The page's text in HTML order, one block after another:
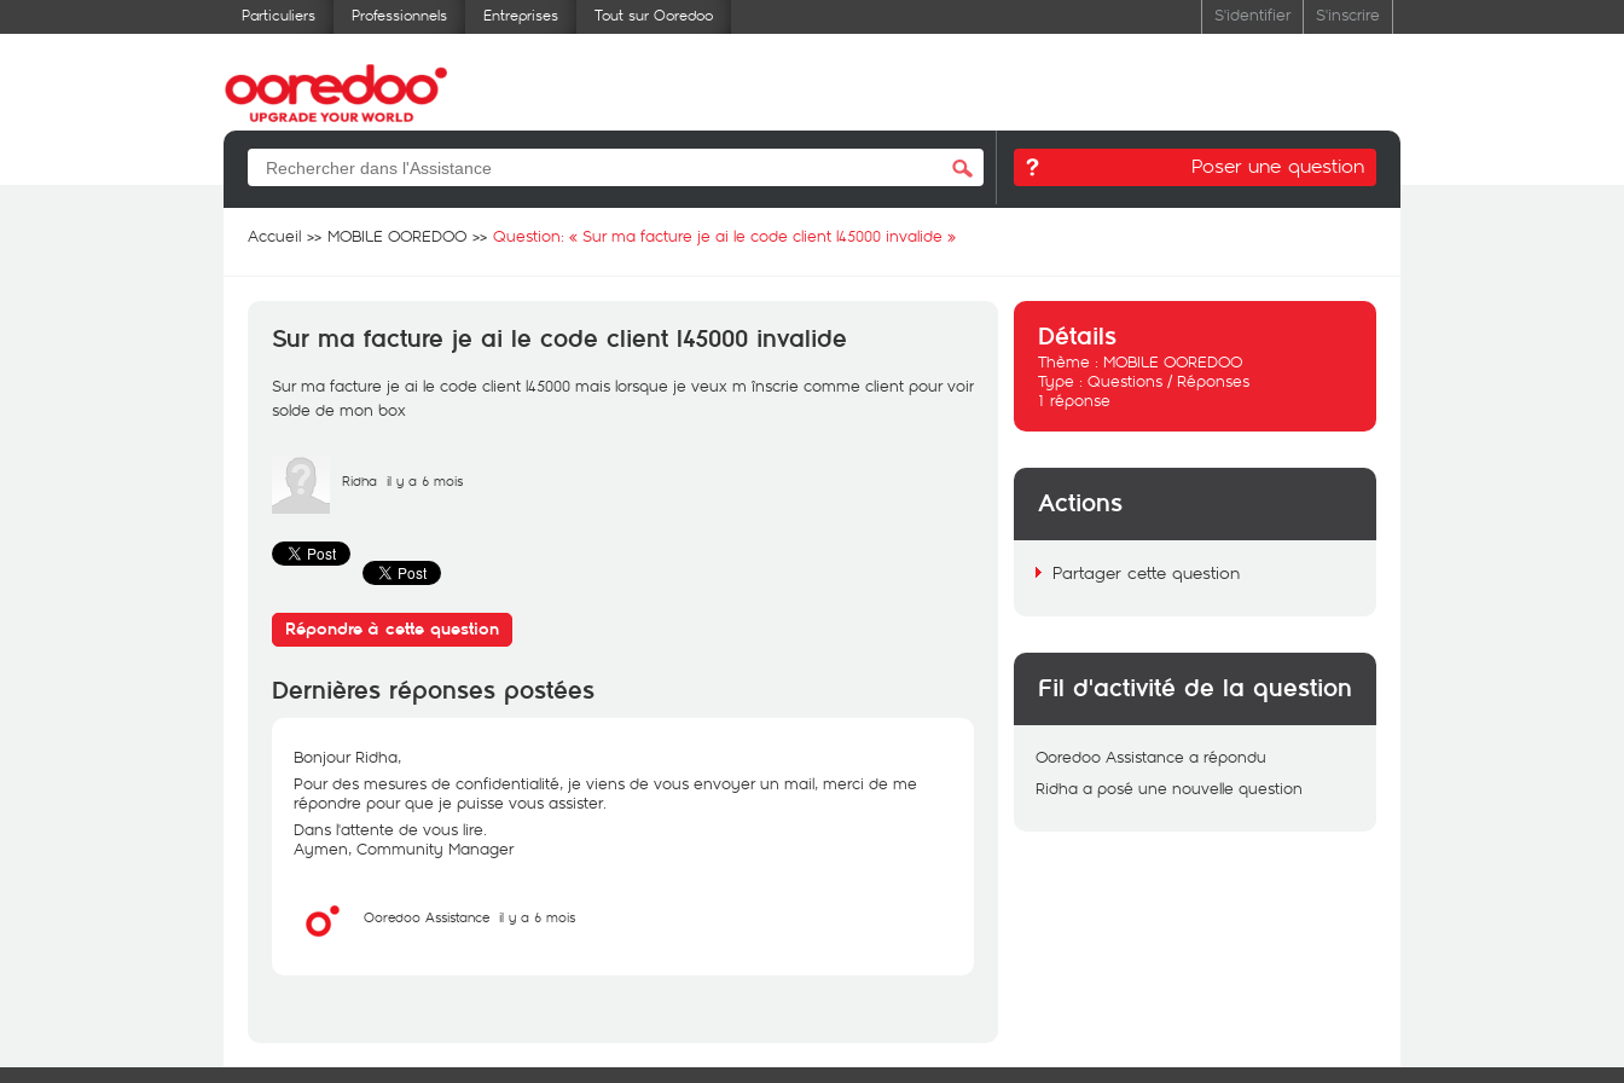
Particuliers Professionnels Entreprises Tout sur Ooredoo S'identifier S'inscrire
Poser une question
Accueil MOBILE OOREDOO Question: « Sur ma facture je ai le code client l45000 invalide »
Sur ma facture je ai le code client l45000 invalide
Sur ma facture je ai le code client l45000 mais lorsque je veux m înscrie comme client pour voir
solde de mon box
Ridha il y a 6 mois
Répondre à cette question
Dernières réponses postées
Bonjour Ridha,
Pour des mesures de confidentialité, je viens de vous envoyer un mail, merci de me
répondre pour que je puisse vous assister.
Dans l'attente de vous lire.
Aymen, Community Manager
Ooredoo Assistance il y a 6 mois
Détails
Thème : MOBILE OOREDOO
Type : Questions / Réponses
1 réponse
Actions
Partager cette question
Fil d'activité de la question
Ooredoo Assistance a répondu
Ridha a posé une nouvelle question